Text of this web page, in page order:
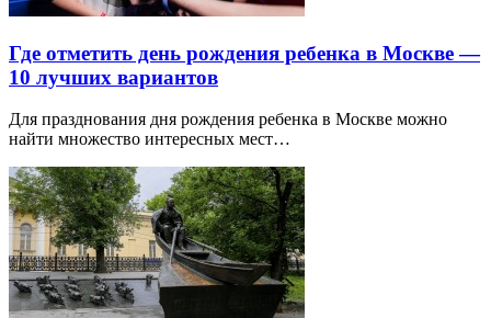
Где отметить день рождения ребенка в Москве —
10 лучших вариантов
Для празднования дня рождения ребенка в Москве можно
найти множество интересных мест…